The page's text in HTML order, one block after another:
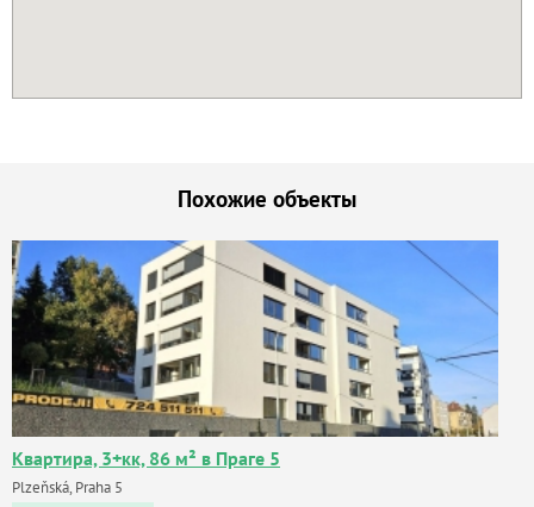
Похожие объекты
Квартира, 3+кк, 86 м² в Праге 5
Plzeňská, Praha 5